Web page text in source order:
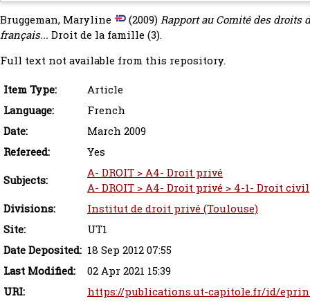
Bruggeman, Maryline (2009)Rapport au Comité des droits
français... Droit de la famille (3).
Full text not available from this repository.
Item Type:
Article
Language:
French
Date:
March 2009
Refereed:
Yes
Subjects:
A- DROIT > A4- Droit privé
A- DROIT > A4- Droit privé > 4-1- Droit civil
Divisions:
Institut de droit privé (Toulouse)
Site:
UT1
Date Deposited: 18 Sep 2012 07:55
Last Modified:
02 Apr 2021 15:39
URI:
https://publications.ut-capitole.fr/id/